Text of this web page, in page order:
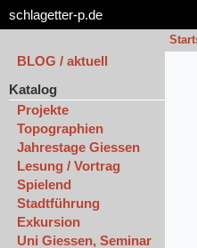
schlagetter-p.de
BLOG / aktuell
Katalog
Projekte
Topographien
Jahrestage Giessen
Lesung / Vortrag
Spielend
Stadtführung
Exkursion
Uni Giessen, Seminar